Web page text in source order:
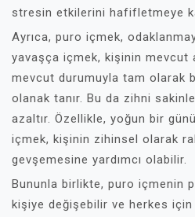
stresin etkilerini hafifletmeye
Ayrıca, puro içmek,
yavaşça içmek, kişinin mevcut
mevcut durumuyla tam olarak
olanak tanır. Bu da zihni
azaltır. Özellikle, yoğun bir
içmek, kişinin zihinsel olarak
gevşemesine yardımcı olabilir.
Bununla birlikte, puro içmenin
kişiye değişebilir ve herkes için